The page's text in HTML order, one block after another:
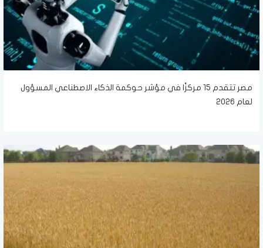
مصر تتقدم 15 مركزًا في مؤشر حوكمة الذكاء الاصطناعي المسؤول
لعام 2026